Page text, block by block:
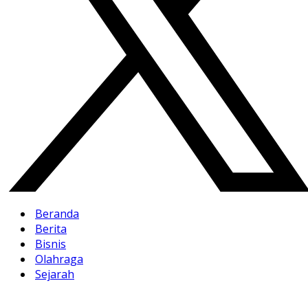
Beranda
Berita
Bisnis
Olahraga
Sejarah